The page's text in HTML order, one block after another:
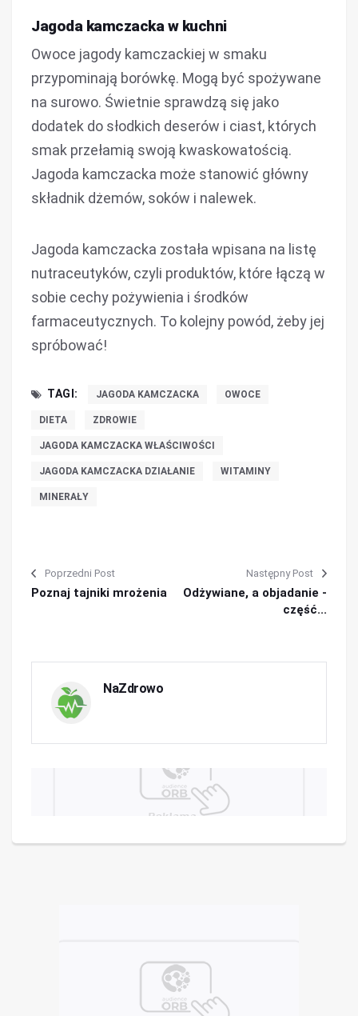
Jagoda kamczacka w kuchni
Owoce jagody kamczackiej w smaku
przypominają borówkę. Mogą być spożywane
na surowo. Świetnie sprawdzą się jako
dodatek do słodkich deserów i ciast, których
smak przełamią swoją kwaskowatością.
Jagoda kamczacka może stanowić główny
składnik dżemów, soków i nalewek.
Jagoda kamczacka została wpisana na listę
nutraceutyków, czyli produktów, które łączą w
sobie cechy pożywienia i środków
farmaceutycznych. To kolejny powód, żeby jej
spróbować!
TAGI: JAGODA KAMCZACKA OWOCE
DIETA ZDROWIE
JAGODA KAMCZACKA WŁAŚCIWOŚCI
JAGODA KAMCZACKA DZIAŁANIE WITAMINY
MINERAŁY
Poprzedni Post
Poznaj tajniki mrożenia
Następny Post
Odżywiane, a objadanie -
część...
NaZdrowo